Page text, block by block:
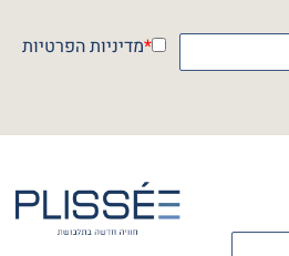
*מדיניות הפרטיות